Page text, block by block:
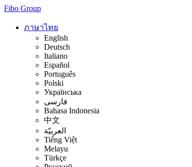
Fibo Group
ภาษาไทย
English
Deutsch
Italiano
Español
Português
Polski
Українська
فارسی
Bahasa Indonesia
中文
العربيّة
Tiếng Việt
Melayu
Türkçe